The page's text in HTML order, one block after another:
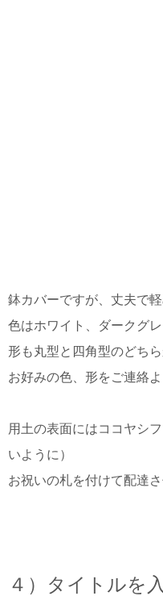
鉢カバーですが、丈夫で
色はホワイト、ダークグ
形も丸型と四角型のどち
お好みの色、形をご連絡
用土の表面にはココヤシ
いように）
お祝いの札を付けて配達
４）タイトルを